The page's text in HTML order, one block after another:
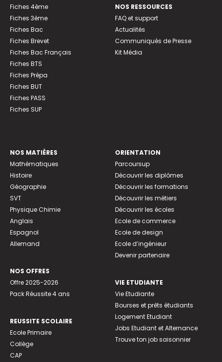
Fiches 4ème
Fiches 3ème
Fiches Bac
Fiches Brevet
Fiches Bac Français
Fiches BTS
Fiches Prépa
Fiches BUT
Fiches PASS
Fiches SUP
NOS RESSOURCES
FAQ et support
Actualités
Communiqués de Presse
Kit Média
NOS MATIÈRES
Mathématiques
Histoire
Géographie
SVT
Physique Chimie
Anglais
Espagnol
Allemand
NOS OFFRES
Offre 2025-2026
Pack Réussite 4 ans
REUSSITE SCOLAIRE
Ecole Primaire
Collège
CAP
ORIENTATION
Parcoursup
Découvrir les diplômes
Découvrir les formations
Découvrir les métiers
Découvrir les écoles
Ecole de commerce
Ecole de design
Ecole d’ingénieur
Devenir partenaire
VIE ETUDIANTE
Vie Etudiante
Bourses et prêts étudiants
Logement Etudiant
Jobs Etudiant et Alternance
Trouve ton job saisonnier